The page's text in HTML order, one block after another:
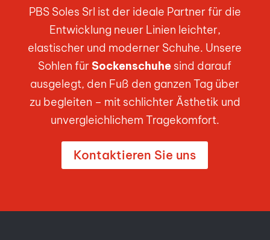
PBS Soles Srl ist der ideale Partner für die
Entwicklung neuer Linien leichter,
elastischer und moderner Schuhe. Unsere
Sohlen für Sockenschuhe sind darauf
ausgelegt, den Fuß den ganzen Tag über
zu begleiten – mit schlichter Ästhetik und
unvergleichlichem Tragekomfort.
Kontaktieren Sie uns